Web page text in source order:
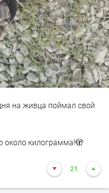
на живца поймал свой
около килограмма!🫣
21